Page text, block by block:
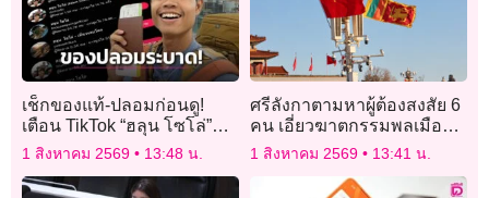
เช็กของแท้-ปลอมก่อนดู!
เตือน TikTok “ฮลุน โซโล่”
หลังแห่แชร์ระดมช่วยกันดู
1 สิงหาคม 2569 13:48 น.
ศรีลังกาตามหาผู้ต้องสงสัย 6
คน เอี่ยวฆาตกรรมพลเมือง
จีน คาดโยงแก๊งสแกมเมอร์
1 สิงหาคม 2569 13:41 น.